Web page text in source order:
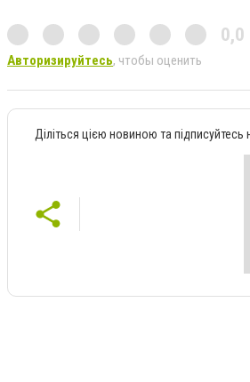
0,0
Авторизируйтесь, чтобы оценить
Діліться цією новиною та підписуйтесь